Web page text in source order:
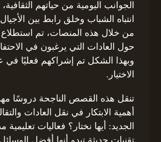
الجوانب اليومية من حياتهم
انتباه الشباب وخلق رابط بين
من خلال هذه المنصات، تم استطلاع
حول العادات التي يرغبون في
وبهذا الشكل تم إشراكهم فعليًا في
الاختيار.
تنقل هذه القصص الناجحة دروسًا
أهمية الابتكار في نقل العادات
الجديد: أيها نختار؟ فعاليات
تقنيات حديثة تبدو أنها أفضل